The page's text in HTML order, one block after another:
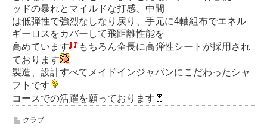
ッドの暴れとマイルドな打感、中間
は低弾性で強烈なしなり戻り、手元に4軸組布でエネル
ギーロスをカバーして飛距離性能を
高めています
もちろん全長に高弾性シートが採用され
ております
製造、設計すべてメイドインジャパンにこだわったシャ
フトです
コースでの活躍を願っております
クラブ